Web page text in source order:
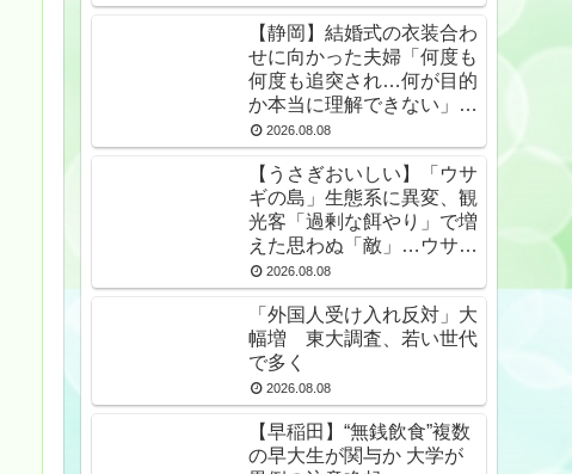
【静岡】結婚式の衣装合わ
せに向かった夫婦「何度も
何度も追突され…何が目的
か本当に理解できない」東
名高速で続いた約1.7キロ
の追突
2026.08.08
【うさぎおいしい】「ウサ
ギの島」生態系に異変、観
光客「過剰な餌やり」で増
えた思わぬ「敵」…ウサギ
襲い口でくわえる姿も 大
久野島
2026.08.08
「外国人受け入れ反対」大
幅増 東大調査、若い世代
で多く
2026.08.08
【早稲田】“無銭飲食”複数
の早大生が関与か 大学が